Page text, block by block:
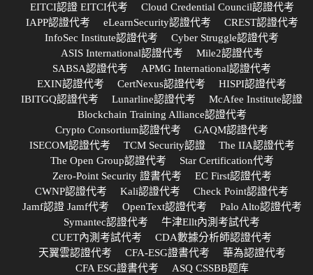
EITCI認證 EITCI代考
Cloud Credential Council認證代考
IAPP認證代考
eLearnSecurity認證代考
CREST認證代考
InfoSec Institute認證代考
Cyber Struggle認證代考
ASIS International認證代考
Mile2認證代考
SABSA認證代考
APMG International認證代考
EXIN認證代考
CertNexus認證代考
HISPI認證代考
IBITGQ認證代考
Lunarline認證代考
McAfee Institute認證
Blockchain Training Alliance認證代考
Crypto Consortium認證代考
GAQM認證代考
ISECOM認證代考
TCM Security認證
The IIA認證代考
The Open Group認證代考
Star Certification代考
Zero-Point Security 證書代考
EC First認證代考
CWNP認證代考
Kali認證代考
Check Point認證代考
Jamf認證 Jamf代考
OpenText認證代考
Palo Alto認證代考
Symantec認證代考
牛津Ellt內測考試代考
CUET內測考試代考
CDA數據分析師認證代考
天翼雲認證代考
CFA-ESG證書代考
華為認證代考
CFA ESG證書代考
ASQ CSSBB题库